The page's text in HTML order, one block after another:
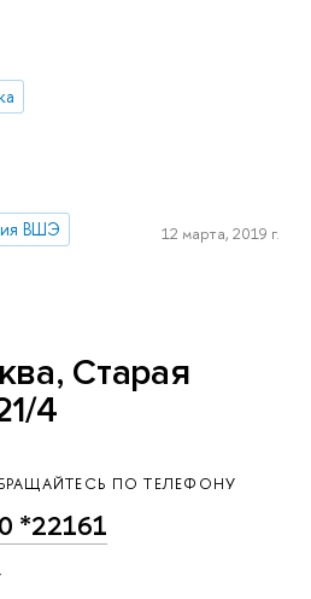
ВШЭ 12 марта, 2019 г.
Старая
4
ПО ТЕЛЕФОНУ
*22161